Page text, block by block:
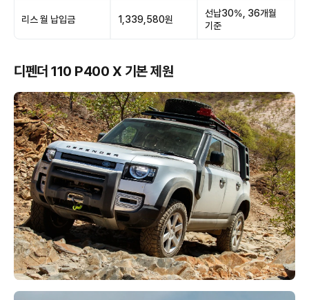
리스 월 납입금 1,339,580원
선납30%, 36개월
기준
디펜더 110 P400 X 기본 제원